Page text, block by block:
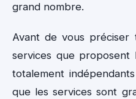
grand nombre.
Avant de vous préciser
services que proposent
totalement
que les services sont